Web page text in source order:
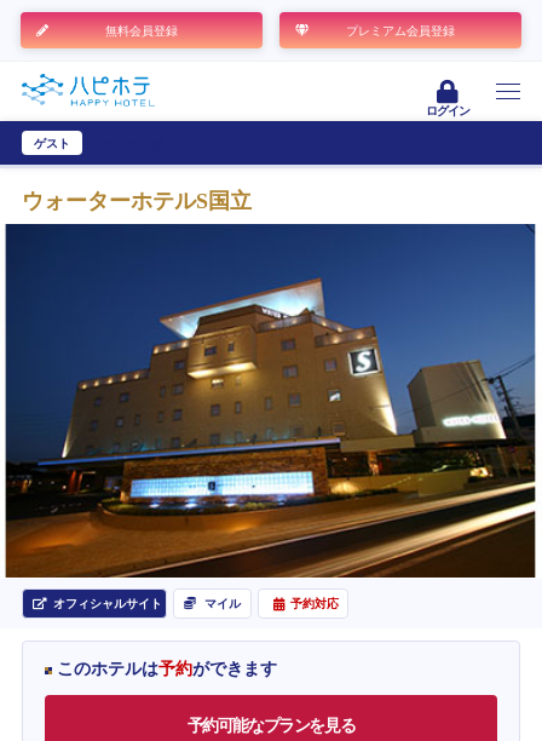
無料会員登録 プレミアム会員登録
ログイン
ゲスト
ウォーターホテルS国立
オフィシャルサイト マイル 予約対応
このホテルは予約ができます
予約可能なプランを見る